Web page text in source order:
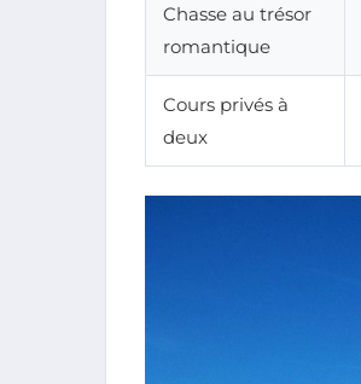
Chasse au trésor
romantique
Cours privés à
deux